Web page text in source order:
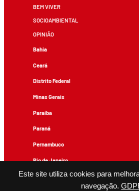
Este site utiliza cookies para
navegação.
BEM VIVER
SOCIOAMBIENTAL
OPINIÃO
Bahia
Ceará
Distrito Federal
Minas Gerais
Paraíba
Paraná
Pernambuco
Rio de Janeiro
Rio Grande do Sul